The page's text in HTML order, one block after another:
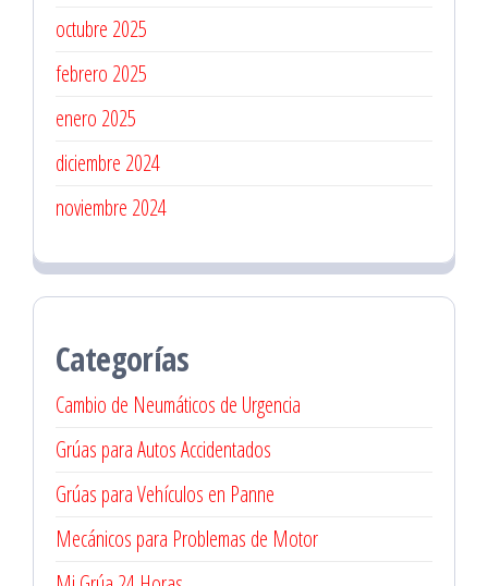
octubre 2025
febrero 2025
enero 2025
diciembre 2024
noviembre 2024
Categorías
Cambio de Neumáticos de Urgencia
Grúas para Autos Accidentados
Grúas para Vehículos en Panne
Mecánicos para Problemas de Motor